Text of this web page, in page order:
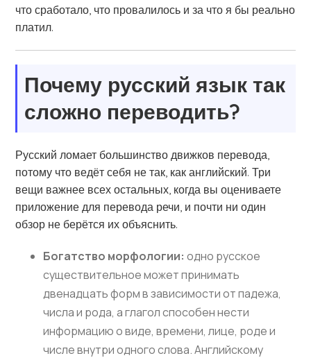
что сработало, что провалилось и за что я бы реально
платил.
Почему русский язык так
сложно переводить?
Русский ломает большинство движков перевода,
потому что ведёт себя не так, как английский. Три
вещи важнее всех остальных, когда вы оцениваете
приложение для перевода речи, и почти ни один
обзор не берётся их объяснить.
Богатство морфологии: одно русское
существительное может принимать
двенадцать форм в зависимости от падежа,
числа и рода, а глагол способен нести
информацию о виде, времени, лице, роде и
числе внутри одного слова. Английскому